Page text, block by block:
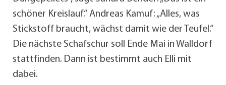
schöner Kreislauf.“ Andreas Kamuf: „Alles, was
Stickstoff braucht, wächst damit wie der Teufel.“
Die nächste Schafschur soll Ende Mai in Walldorf
stattfinden. Dann ist bestimmt auch Elli mit
dabei.